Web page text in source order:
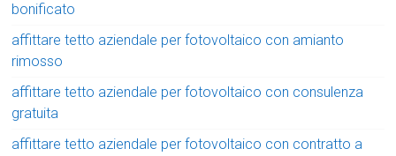
bonificato
affittare tetto aziendale per fotovoltaico con amianto
rimosso
affittare tetto aziendale per fotovoltaico con consulenza
gratuita
affittare tetto aziendale per fotovoltaico con contratto a